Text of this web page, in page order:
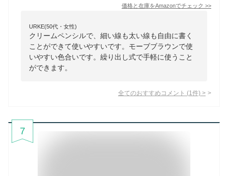
価格と在庫をAmazonでチェック >>
URKE(50代・女性)
クリームペンシルで、細い線も太い線も自由に書く
ことができて使いやすいです。モーブブラウンで使
いやすい色合いです。繰り出し式で手軽に使うこと
ができます。
全てのおすすめコメント (1 件) >
7